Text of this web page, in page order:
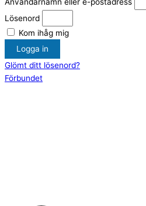
Lösenord
Kom ihåg mig
Logga in
Glömt ditt lösenord?
Förbundet